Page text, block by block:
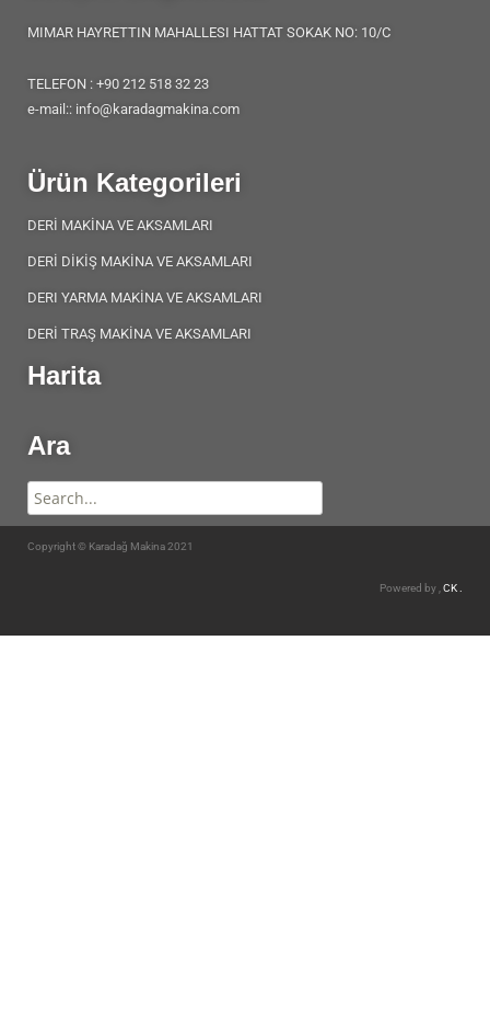
MIMAR HAYRETTIN MAHALLESI HATTAT SOKAK NO: 10/C
TELEFON : +90 212 518 32 23
e-mail:: info@karadagmakina.com
Ürün Kategorileri
DERİ MAKİNA VE AKSAMLARI
DERİ DİKİŞ MAKİNA VE AKSAMLARI
DERI YARMA MAKİNA VE AKSAMLARI
DERİ TRAŞ MAKİNA VE AKSAMLARI
Harita
Ara
Copyright © Karadağ Makina 2021
Powered by , CK .